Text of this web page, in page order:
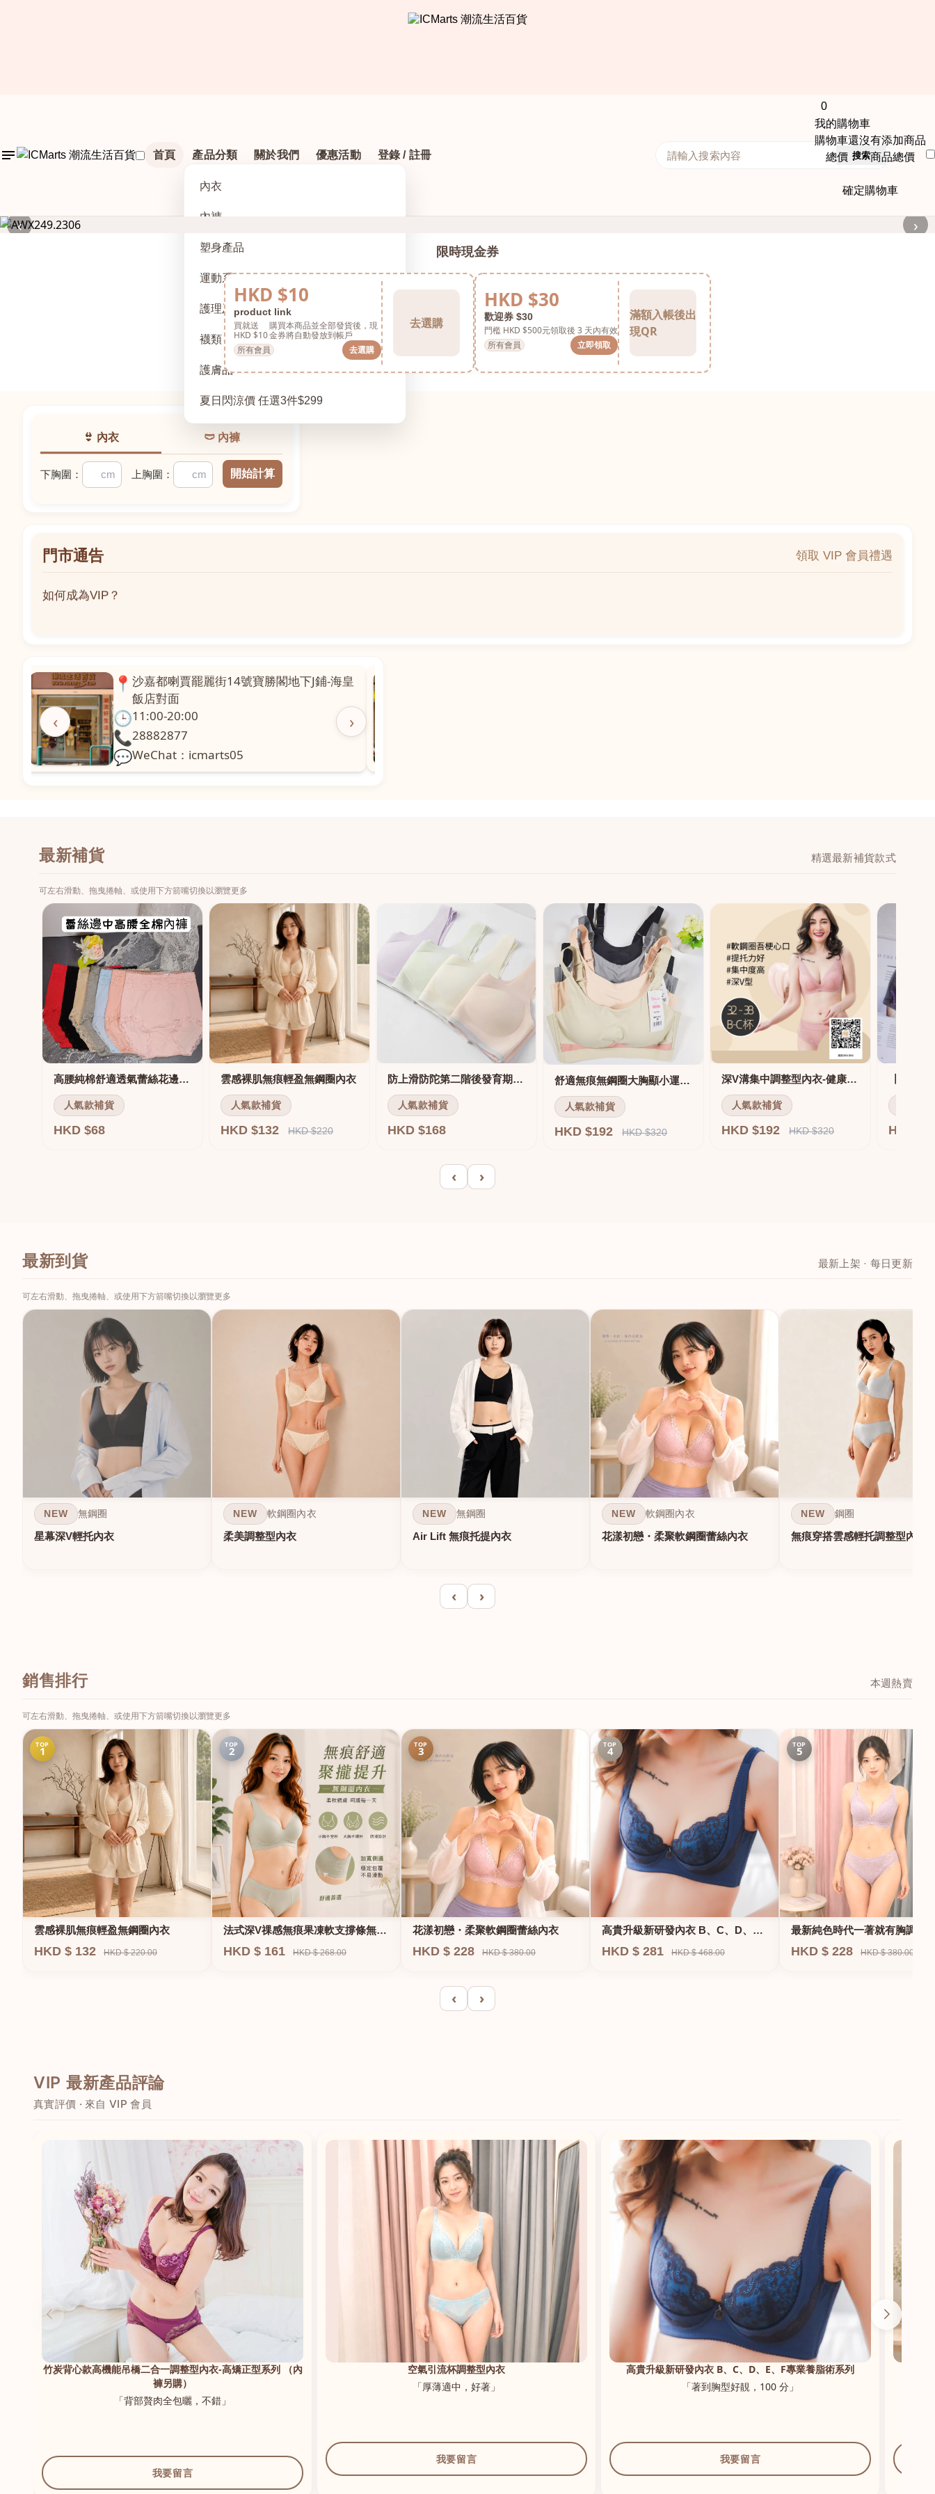
首頁 產品分類
內衣
內褲
塑身產品
運動系列
護理及配件
襪類
護膚品
夏日閃涼價 任選3件$299
關於我們 優惠活動 登錄 / 註冊
0
我的購物車
購物車還沒有添加商品
總價： 商品總價
確定購物車
搜索
‹ ›
限時現金券
HKD $10
product link
買就送
HKD $10
購買本商品並全部發貨後，現
金券將自動發放到帳戶
所有會員
去選購
去選購
HKD $30
歡迎券 $30
門檻 HKD $500元領取後 3 天內有效
所有會員
立即領取
滿額入帳後出
現QR
👙 內衣 🩲 內褲
下胸圍： 上胸圍： 開始計算
門市通告
領取 VIP 會員禮遇
如何成為VIP？
‹ ›
📍沙嘉都喇賈罷麗街14號寶勝閣地下J鋪-海皇
飯店對面
🕒11:00-20:00
📞28882877
💬WeChat：icmarts05
最新補貨 精選最新補貨款式
可左右滑動、拖曳捲軸、或使用下方箭嘴切換以瀏覽更多
高腰純棉舒適透氣蕾絲花邊三角褲
人氣款補貨
HKD $68
雲感裸肌無痕輕盈無鋼圈內衣
人氣款補貨
HKD $132 HKD $220
防上滑防陀第二階後發育期內衣
人氣款補貨
HKD $168
舒適無痕無鋼圈大胸顯小運動內衣
人氣款補貨
HKD $192 HKD $320
深V溝集中調整型內衣-健康軟鋼圈
人氣款補貨
HKD $192 HKD $320 HKD
‹ ›
最新到貨 最新上架 · 每日更新
可左右滑動、拖曳捲軸、或使用下方箭嘴切換以瀏覽更多
NEW 無鋼圈
星幕深V輕托內衣
NEW 軟鋼圈內衣
柔美調整型內衣
NEW 無鋼圈
Air Lift 無痕托提內衣
NEW 軟鋼圈內衣
花漾初戀・柔聚軟鋼圈蕾絲內衣
NEW 鋼圈
無痕穿搭雲感輕托調整型內衣
‹ ›
銷售排行 本週熱賣
可左右滑動、拖曳捲軸、或使用下方箭嘴切換以瀏覽更多
TOP
1
雲感裸肌無痕輕盈無鋼圈內衣
HKD $ 132 HKD $ 220.00
TOP
2
法式深V祼感無痕果凍軟支撐條無鋼
圈內衣
HKD $ 161 HKD $ 268.00
TOP
3
花漾初戀・柔聚軟鋼圈蕾絲內衣
HKD $ 228 HKD $ 380.00
TOP
4
高貴升級新研發內衣 B、C、D、
E、F專業養脂術系列
HKD $ 281 HKD $ 468.00
TOP
5
最新純色時代一著就有胸調整
衣-專治小胸 蝴蝶肌位矯正型內
HKD $ 228 HKD $ 380.00
‹ ›
VIP 最新產品評論
真實評價 · 來自 VIP 會員
空氣引流杯調整型內衣
「厚薄適中，好著」
我要留言
高貴升級新研發內衣 B、C、D、E、F專業養脂術系列
「著到胸型好靚，100 分」
我要留言
花漾初戀・輕羽無鋼圈蕾絲內衣
「透氣，零束縛，著系身好舒適」
我要留言